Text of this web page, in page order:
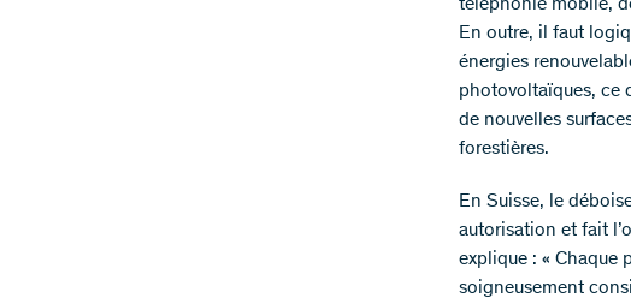
téléphonie mobile,
En outre, il faut
énergies
photovoltaïques, ce
de nouvelles
forestières.
En Suisse, le
autorisation et fait
explique : « Chaque
soigneusement